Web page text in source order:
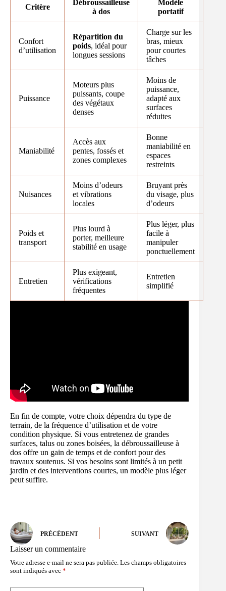
Critère
Débroussailleuse
à dos
Modèle
portatif
Confort
d’utilisation
Répartition du
poids, idéal pour
longues sessions
Charge sur les
bras, mieux
pour courtes
tâches
Puissance
Moteurs plus
puissants, coupe
des végétaux
denses
Moins de
puissance,
adapté aux
surfaces
réduites
Maniabilité
Accès aux
pentes, fossés et
zones complexes
Bonne
maniabilité en
espaces
restreints
Nuisances
Moins d’odeurs
et vibrations
locales
Bruyant près
du visage, plus
d’odeurs
Poids et
transport
Plus lourd à
porter, meilleure
stabilité en usage
Plus léger, plus
facile à
manipuler
ponctuellement
Entretien
Plus exigeant,
vérifications
fréquentes
Entretien
simplifié
En fin de compte, votre choix dépendra du type de
terrain, de la fréquence d’utilisation et de votre
condition physique. Si vous entretenez de grandes
surfaces, talus ou zones boisées, la débroussailleuse à
dos offre un gain de temps et de confort pour des
travaux soutenus. Si vos besoins sont limités à un petit
jardin et des interventions courtes, un modèle plus léger
peut suffire.
PRÉCÉDENT SUIVANT
Laisser un commentaire
Votre adresse e-mail ne sera pas publiée. Les champs obligatoires
sont indiqués avec *